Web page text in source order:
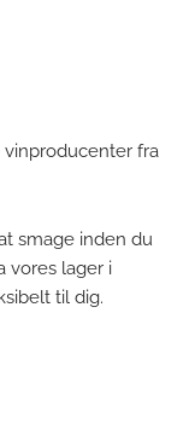
vinproducenter fra
smage inden du
vores lager i
til dig.